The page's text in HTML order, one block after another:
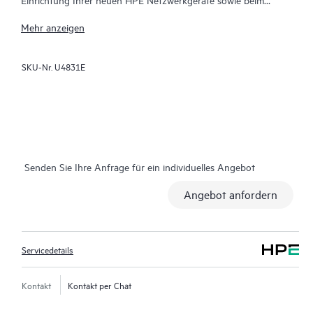
Produkte verfügbar. Zusammen mit diesem Service erhalten Sie
einigen geografischen Regionen sind diese Services auch vor
Kontaktieren Sie hierfür ihren lokalen HPE
Abschnitt „Serviceeinschränkungen“.
Mehr anzeigen
SKU-Nr. U4831E
Senden Sie Ihre Anfrage für ein individuelles Angebot
Angebot anfordern
Servicedetails
Kontakt Kontakt per Chat